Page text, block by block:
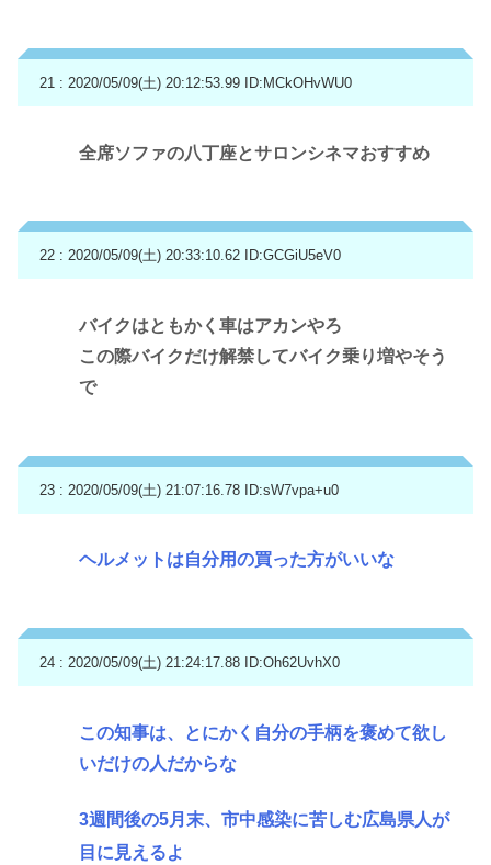
21 : 2020/05/09(土) 20:12:53.99 ID:MCkOHvWU0
全席ソファの八丁座とサロンシネマおすすめ
22 : 2020/05/09(土) 20:33:10.62 ID:GCGiU5eV0
バイクはともかく車はアカンやろ
この際バイクだけ解禁してバイク乗り増やそう
で
23 : 2020/05/09(土) 21:07:16.78 ID:sW7vpa+u0
ヘルメットは自分用の買った方がいいな
24 : 2020/05/09(土) 21:24:17.88 ID:Oh62UvhX0
この知事は、とにかく自分の手柄を褒めて欲し
いだけの人だからな
3週間後の5月末、市中感染に苦しむ広島県人が
目に見えるよ